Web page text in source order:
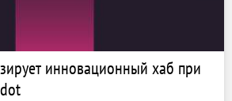
инновационный хаб при